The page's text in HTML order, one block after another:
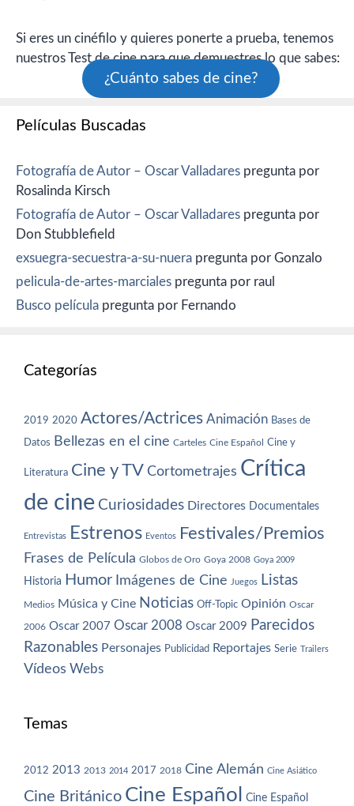
Si eres un cinéfilo y quieres ponerte a prueba, tenemos
nuestros Test de cine para que demuestres lo que sabes:
¿Cuánto sabes de cine?
Películas Buscadas
Fotografía de Autor – Oscar Valladares pregunta por
Rosalinda Kirsch
Fotografía de Autor – Oscar Valladares pregunta por
Don Stubblefield
exsuegra-secuestra-a-su-nuera pregunta por Gonzalo
pelicula-de-artes-marciales pregunta por raul
Busco película pregunta por Fernando
Categorías
2019 2020 Actores/Actrices Animación Bases de
Datos Bellezas en el cine Carteles Cine Español Cine y
Literatura Cine y TV Cortometrajes Crítica
de cine Curiosidades Directores Documentales
Entrevistas Estrenos Eventos Festivales/Premios
Frases de Película Globos de Oro Goya 2008 Goya 2009
Historia Humor Imágenes de Cine Juegos Listas
Medios Música y Cine Noticias Off-Topic Opinión Oscar
2006 Oscar 2007 Oscar 2008 Oscar 2009 Parecidos
Razonables Personajes Publicidad Reportajes Serie Trailers
Vídeos Webs
Temas
2012 2013 2013 2014 2017 2018 Cine Alemán Cine Asiático
Cine Británico Cine Español Cine Español